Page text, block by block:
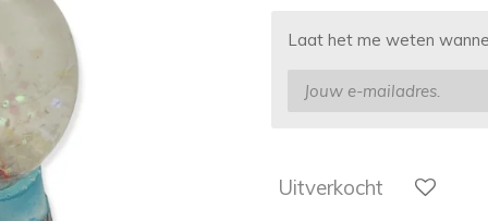
Laat het me weten
Uitverkocht